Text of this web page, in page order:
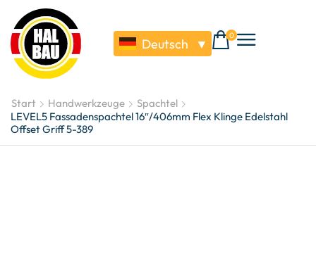
Deutsch ▼
0
Start Handwerkzeuge
Spachtel
LEVEL5 Fassadenspachtel 16″/406mm Flex Klinge Edelstahl
Offset Griff 5-389